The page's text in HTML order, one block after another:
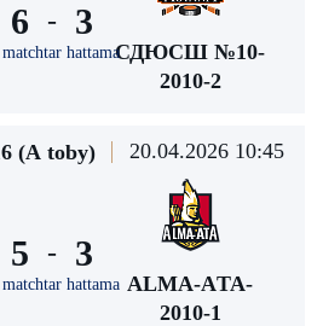
6 -
matchtar hattama
3
СДЮСШ №10-
2010-2
(А toby) 20.04.2026 10:45
5 -
matchtar hattama
3
ALMA-АTA-
2010-1